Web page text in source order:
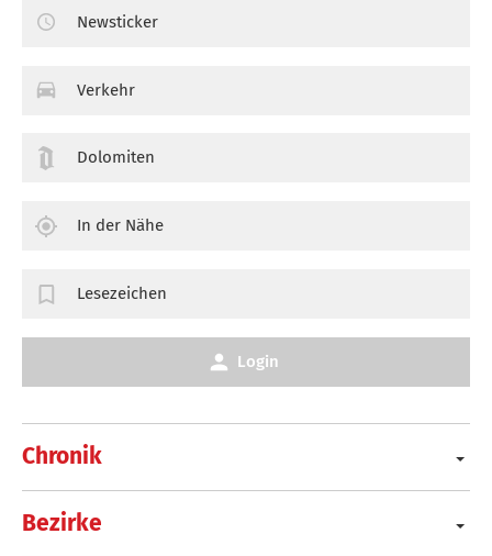
Chronik
Bezirke
Newsticker
Verkehr
Dolomiten
In der Nähe
Lesezeichen
Login